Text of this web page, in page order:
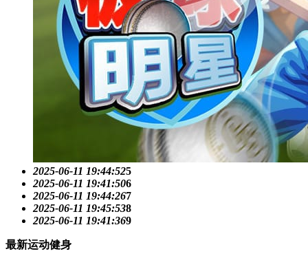
2025-06-11 19:44:525
2025-06-11 19:41:506
2025-06-11 19:44:267
2025-06-11 19:45:538
2025-06-11 19:41:369
最新运动健身